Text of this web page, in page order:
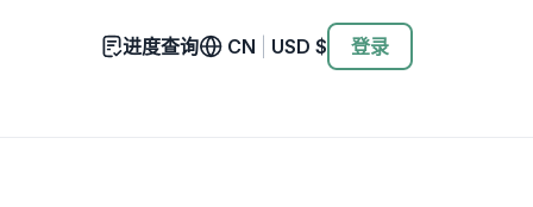
进度查询 CN USD $ 登录